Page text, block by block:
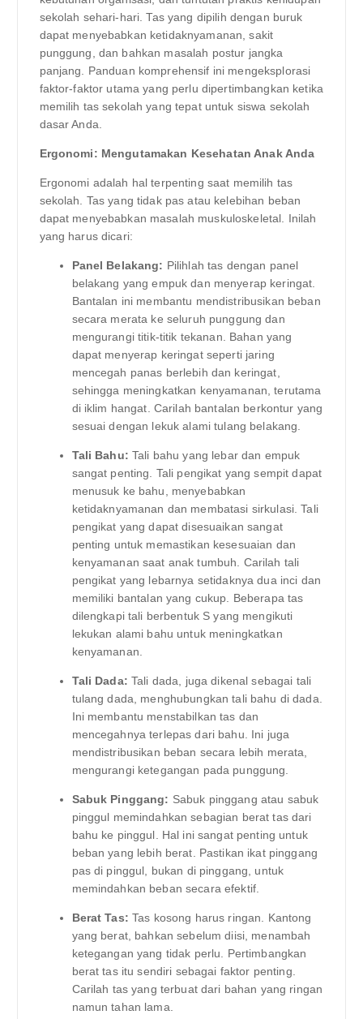
sekolah sehari-hari. Tas yang dipilih dengan buruk
dapat menyebabkan ketidaknyamanan, sakit
punggung, dan bahkan masalah postur jangka
panjang. Panduan komprehensif ini mengeksplorasi
faktor-faktor utama yang perlu dipertimbangkan ketika
memilih tas sekolah yang tepat untuk siswa sekolah
dasar Anda.
Ergonomi: Mengutamakan Kesehatan Anak Anda
Ergonomi adalah hal terpenting saat memilih tas
sekolah. Tas yang tidak pas atau kelebihan beban
dapat menyebabkan masalah muskuloskeletal. Inilah
yang harus dicari:
Panel Belakang: Pilihlah tas dengan panel
belakang yang empuk dan menyerap keringat.
Bantalan ini membantu mendistribusikan beban
secara merata ke seluruh punggung dan
mengurangi titik-titik tekanan. Bahan yang
dapat menyerap keringat seperti jaring
mencegah panas berlebih dan keringat,
sehingga meningkatkan kenyamanan, terutama
di iklim hangat. Carilah bantalan berkontur yang
sesuai dengan lekuk alami tulang belakang.
Tali Bahu: Tali bahu yang lebar dan empuk
sangat penting. Tali pengikat yang sempit dapat
menusuk ke bahu, menyebabkan
ketidaknyamanan dan membatasi sirkulasi. Tali
pengikat yang dapat disesuaikan sangat
penting untuk memastikan kesesuaian dan
kenyamanan saat anak tumbuh. Carilah tali
pengikat yang lebarnya setidaknya dua inci dan
memiliki bantalan yang cukup. Beberapa tas
dilengkapi tali berbentuk S yang mengikuti
lekukan alami bahu untuk meningkatkan
kenyamanan.
Tali Dada: Tali dada, juga dikenal sebagai tali
tulang dada, menghubungkan tali bahu di dada.
Ini membantu menstabilkan tas dan
mencegahnya terlepas dari bahu. Ini juga
mendistribusikan beban secara lebih merata,
mengurangi ketegangan pada punggung.
Sabuk Pinggang: Sabuk pinggang atau sabuk
pinggul memindahkan sebagian berat tas dari
bahu ke pinggul. Hal ini sangat penting untuk
beban yang lebih berat. Pastikan ikat pinggang
pas di pinggul, bukan di pinggang, untuk
memindahkan beban secara efektif.
Berat Tas: Tas kosong harus ringan. Kantong
yang berat, bahkan sebelum diisi, menambah
ketegangan yang tidak perlu. Pertimbangkan
berat tas itu sendiri sebagai faktor penting.
Carilah tas yang terbuat dari bahan yang ringan
namun tahan lama.